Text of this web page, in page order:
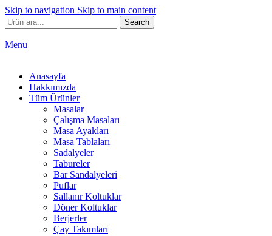
Skip to navigation Skip to main content
Search
Menu
Anasayfa
Hakkımızda
Tüm Ürünler
Masalar
Çalışma Masaları
Masa Ayakları
Masa Tablaları
Sadalyeler
Tabureler
Bar Sandalyeleri
Puflar
Sallanır Koltuklar
Döner Koltuklar
Berjerler
Çay Takımları